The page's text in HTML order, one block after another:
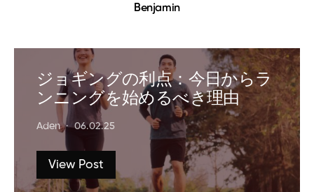
Benjamin
ジョギングの利点：今日からラ
ンニングを始めるべき理由
Aden 06.02.25
View Post